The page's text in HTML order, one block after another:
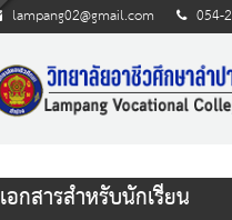
lampang02@gmail.com 054-
เอกสารสำหรับนักเรียน